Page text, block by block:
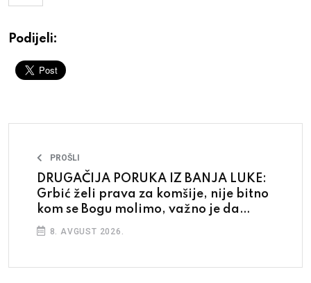
Podijeli:
PROŠLI
DRUGAČIJA PORUKA IZ BANJA LUKE:
Grbić želi prava za komšije, nije bitno
kom se Bogu molimo, važno je da
budemo ljudi
8. AVGUST 2026.